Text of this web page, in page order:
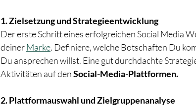
1. Zielsetzung und Strategieentwicklung
Der erste Schritt eines erfolgreichen Social Media
deiner Marke. Definiere, welche Botschaften Du
Du ansprechen willst. Eine gut durchdachte
Aktivitäten auf den Social-Media-Plattformen.
2. Plattformauswahl und Zielgruppenanalyse